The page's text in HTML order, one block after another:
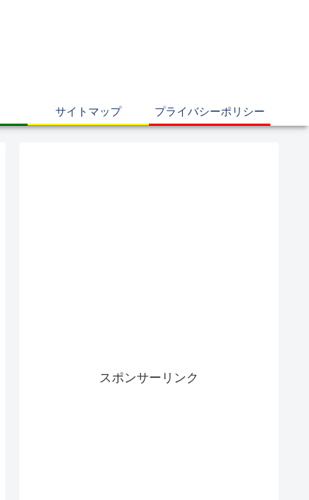
サイトマップ プライバシーポリシー
スポンサーリンク